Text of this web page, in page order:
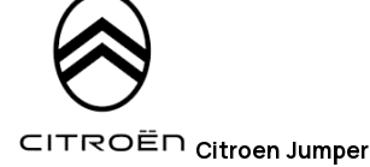
Citroen Jumper